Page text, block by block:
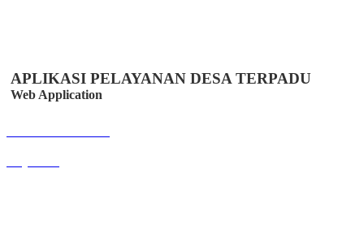
APLIKASI PELAYANAN DESA TERPADU
Web Application